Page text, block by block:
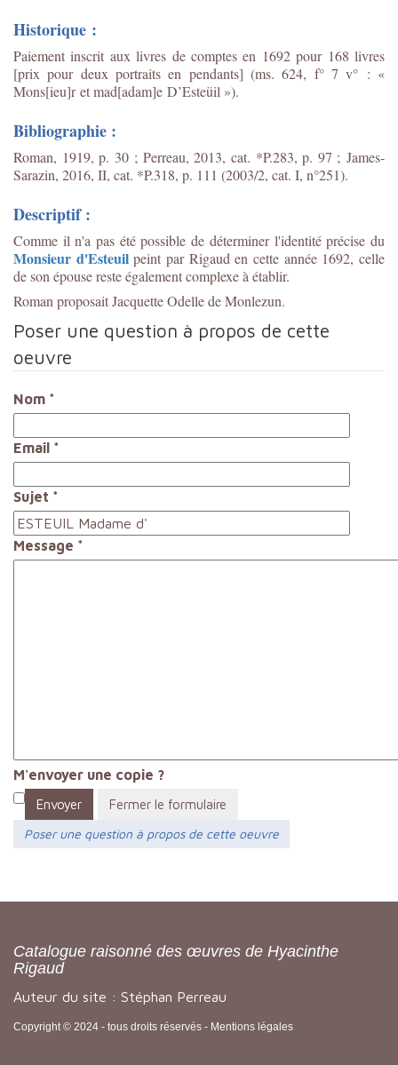
Historique :
Paiement inscrit aux livres de comptes en 1692 pour 168 livres
[prix pour deux portraits en pendants] (ms. 624, f° 7 v° : «
Mons[ieu]r et mad[adam]e D’Esteüil »).
Bibliographie :
Roman, 1919, p. 30 ; Perreau, 2013, cat. *P.283, p. 97 ; James-
Sarazin, 2016, II, cat. *P.318, p. 111 (2003/2, cat. I, n°251).
Descriptif :
Comme il n'a pas été possible de déterminer l'identité précise du
Monsieur d'Esteuilpeint par Rigaud en cette année 1692, celle
de son épouse reste également complexe à établir.
Roman proposait Jacquette Odelle de Monlezun.
Poser une question à propos de cette
oeuvre
Nom *
Email *
Sujet *
Message *
M'envoyer une copie ?
Envoyer
Fermer le formulaire
Poser une question à propos de cette oeuvre
Catalogue raisonné des œuvres de Hyacinthe
Rigaud
Auteur du site : Stéphan Perreau
Copyright © 2024 - tous droits réservés - Mentions légales